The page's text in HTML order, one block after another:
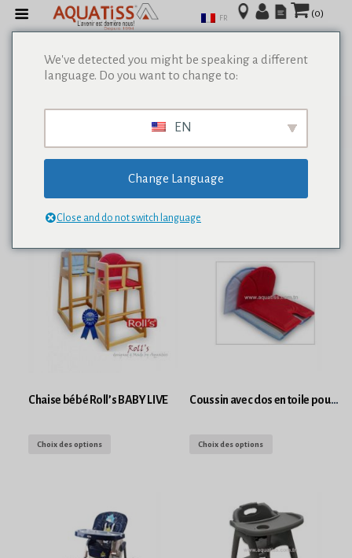
(0)
Chaise bébé Roll’s BABY LIVE
Choix des options
Coussin avec dos en toile pour chaise bébé
Choix des options
FR
We've detected you might be speaking a different
language. Do you want to change to:
EN
Change Language
Close and do not switch language